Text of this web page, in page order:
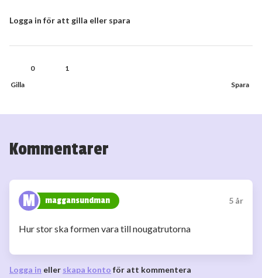
Logga in för att gilla eller spara
0 1
Kommentarer
M maggansundman 5 år
Hur stor ska formen vara till nougatrutorna
Logga in eller skapa konto för att kommentera